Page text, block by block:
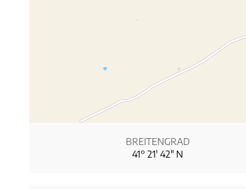
BREITENGRAD
41° 21′ 42″ N